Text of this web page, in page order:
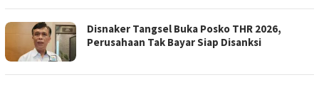
Disnaker Tangsel Buka Posko THR 2026,
Perusahaan Tak Bayar Siap Disanksi